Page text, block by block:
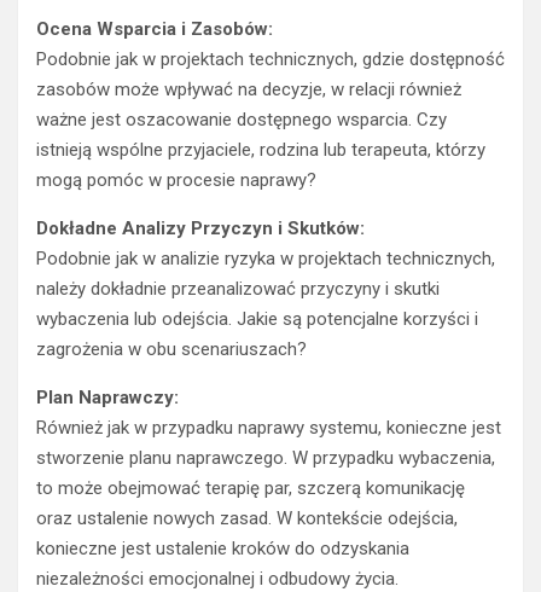
Ocena Wsparcia i Zasobów:
Podobnie jak w projektach technicznych, gdzie dostępność
zasobów może wpływać na decyzje, w relacji również
ważne jest oszacowanie dostępnego wsparcia. Czy
istnieją wspólne przyjaciele, rodzina lub terapeuta, którzy
mogą pomóc w procesie naprawy?
Dokładne Analizy Przyczyn i Skutków:
Podobnie jak w analizie ryzyka w projektach technicznych,
należy dokładnie przeanalizować przyczyny i skutki
wybaczenia lub odejścia. Jakie są potencjalne korzyści i
zagrożenia w obu scenariuszach?
Plan Naprawczy:
Również jak w przypadku naprawy systemu, konieczne jest
stworzenie planu naprawczego. W przypadku wybaczenia,
to może obejmować terapię par, szczerą komunikację
oraz ustalenie nowych zasad. W kontekście odejścia,
konieczne jest ustalenie kroków do odzyskania
niezależności emocjonalnej i odbudowy życia.